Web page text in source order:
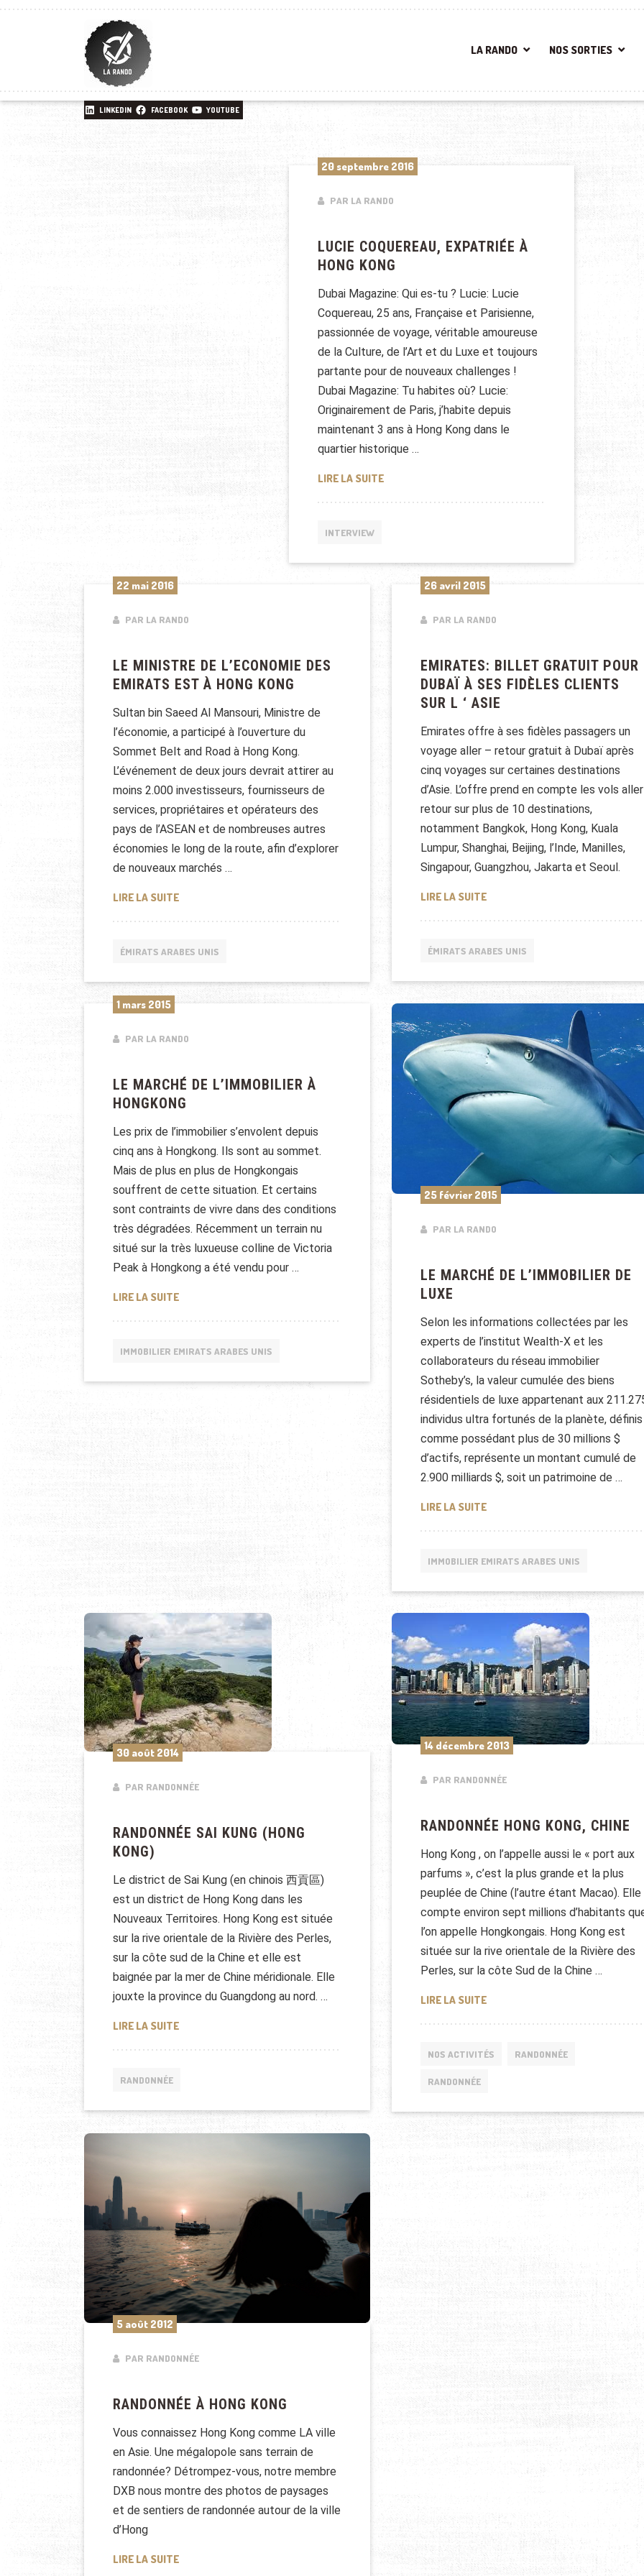
LA RANDO NOS SORTIES
LINKEDIN FACEBOOK YOUTUBE
20 septembre 2016
PAR LA RANDO
LUCIE COQUEREAU, EXPATRIÉE À
HONG KONG
Dubai Magazine: Qui es-tu ? Lucie: Lucie
Coquereau, 25 ans, Française et Parisienne,
passionnée de voyage, véritable amoureuse
de la Culture, de l’Art et du Luxe et toujours
partante pour de nouveaux challenges !
Dubai Magazine: Tu habites où? Lucie:
Originairement de Paris, j’habite depuis
maintenant 3 ans à Hong Kong dans le
quartier historique …
LIRE LA SUITELUCIE COQUEREAU, EXPATRIÉE À HONG KONG
INTERVIEW
22 mai 2016
PAR LA RANDO
LE MINISTRE DE L’ECONOMIE DES
EMIRATS EST À HONG KONG
Sultan bin Saeed Al Mansouri, Ministre de
l’économie, a participé à l’ouverture du
Sommet Belt and Road à Hong Kong.
L’événement de deux jours devrait attirer au
moins 2.000 investisseurs, fournisseurs de
services, propriétaires et opérateurs des
pays de l’ASEAN et de nombreuses autres
économies le long de la route, afin d’explorer
de nouveaux marchés …
LIRE LA SUITELE MINISTRE DE L’ECONOMIE DES EMIRATS EST À HONG KONG
ÉMIRATS ARABES UNIS
26 avril 2015
PAR LA RANDO
EMIRATES: BILLET GRATUIT POUR
DUBAÏ À SES FIDÈLES CLIENTS
SUR L ‘ ASIE
Emirates offre à ses fidèles passagers un
voyage aller – retour gratuit à Dubaï après
cinq voyages sur certaines destinations
d’Asie. L’offre prend en compte les vols
retour sur plus de 10 destinations,
notamment Bangkok, Hong Kong, Kuala
Lumpur, Shanghai, Beijing, l’Inde, Manilles,
Singapour, Guangzhou, Jakarta et Seoul.
LIRE LA SUITEEMIRATES: BILLET GRATUIT
ÉMIRATS ARABES UNIS
1 mars 2015
PAR LA RANDO
LE MARCHÉ DE L’IMMOBILIER À
HONGKONG
Les prix de l’immobilier s’envolent depuis
cinq ans à Hongkong. Ils sont au sommet.
Mais de plus en plus de Hongkongais
souffrent de cette situation. Et certains
sont contraints de vivre dans des conditions
très dégradées. Récemment un terrain nu
situé sur la très luxueuse colline de Victoria
Peak à Hongkong a été vendu pour …
LIRE LA SUITELE MARCHÉ DE L’IMMOBILIER À HONGKONG
IMMOBILIER EMIRATS ARABES UNIS
25 février 2015
PAR LA RANDO
LE MARCHÉ DE L’IMMOBILIER DE
LUXE
Selon les informations collectées par les
experts de l’institut Wealth-X et les
collaborateurs du réseau immobilier
Sotheby’s, la valeur cumulée des biens
résidentiels de luxe appartenant aux
individus ultra fortunés de la planète, définis
comme possédant plus de 30 millions $
d’actifs, représente un montant cumulé de
2.900 milliards $, soit un patrimoine de …
LIRE LA SUITELE MARCHÉ DE L’IMMOBILIER DE
IMMOBILIER EMIRATS ARABES UNIS
30 août 2014
PAR RANDONNÉE
RANDONNÉE SAI KUNG (HONG
KONG)
Le district de Sai Kung (en chinois 西貢區)
est un district de Hong Kong dans les
Nouveaux Territoires. Hong Kong est située
sur la rive orientale de la Rivière des Perles,
sur la côte sud de la Chine et elle est
baignée par la mer de Chine méridionale. Elle
jouxte la province du Guangdong au nord. …
LIRE LA SUITERANDONNÉE SAI KUNG (HONG KONG)
RANDONNÉE
14 décembre 2013
PAR RANDONNÉE
RANDONNÉE HONG KONG, CHINE
Hong Kong , on l’appelle aussi le « port aux
parfums », c’est la plus grande et la plus
peuplée de Chine (l’autre étant Macao). Elle
compte environ sept millions d’habitants
l’on appelle Hongkongais. Hong Kong est
située sur la rive orientale de la Rivière des
Perles, sur la côte Sud de la Chine …
LIRE LA SUITERANDONNÉE HONG KONG, CHINE
NOS ACTIVITÉS RANDONNÉE
RANDONNÉE
5 août 2012
PAR RANDONNÉE
RANDONNÉE À HONG KONG
Vous connaissez Hong Kong comme LA ville
en Asie. Une mégalopole sans terrain de
randonnée? Détrompez-vous, notre membre
DXB nous montre des photos de paysages
et de sentiers de randonnée autour de la ville
d’Hong
LIRE LA SUITERANDONNÉE À HONG KONG